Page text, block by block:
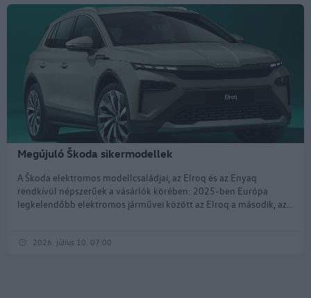
Megújuló Škoda sikermodellek
2026. július 10. 07:00
A Škoda elektromos modellcsaládjai, az Elroq és az Enyaq
rendkívül népszerűek a vásárlók körében: 2025-ben Európa
legkelendőbb elektromos járművei között az Elroq a második, az...